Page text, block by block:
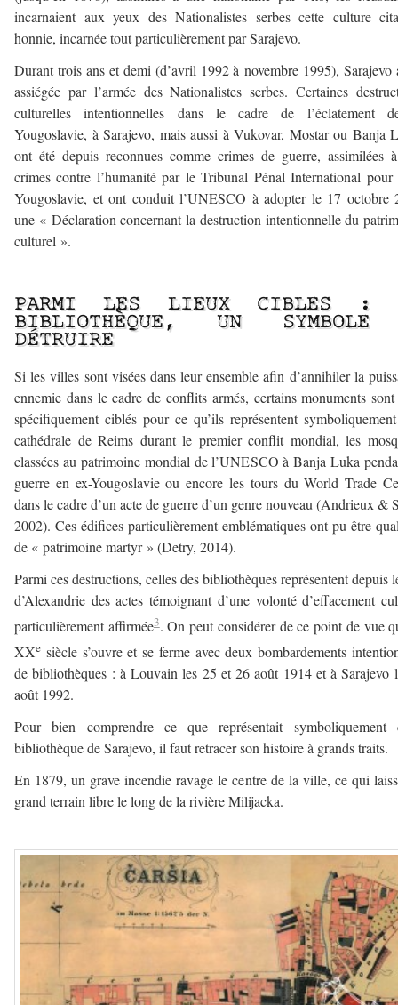
incarnaient aux yeux des Nationalistes serbes cette culture
honnie, incarnée tout particulièrement par Sarajevo.
Durant trois ans et demi (d’avril 1992 à novembre 1995), Sarajevo
assiégée par l’armée des Nationalistes serbes. Certaines
culturelles intentionnelles dans le cadre de l’éclatement
Yougoslavie, à Sarajevo, mais aussi à Vukovar, Mostar ou Banja
ont été depuis reconnues comme crimes de guerre, assimilées
crimes contre l’humanité par le Tribunal Pénal International pour
Yougoslavie, et ont conduit l’UNESCO à adopter le 17 octobre
une « Déclaration concernant la destruction intentionnelle du
culturel ».
PARMI LES LIEUX CIBLES :
BIBLIOTHÈQUE, UN
DÉTRUIRE
Si les villes sont visées dans leur ensemble afin d’annihiler la
ennemie dans le cadre de conflits armés, certains monuments
spécifiquement ciblés pour ce qu’ils représentent
cathédrale de Reims durant le premier conflit mondial, les
classées au patrimoine mondial de l’UNESCO à Banja Luka
guerre en ex-Yougoslavie ou encore les tours du World Trade
dans le cadre d’un acte de guerre d’un genre nouveau (Andrieux &
2002). Ces édifices particulièrement emblématiques ont pu être
de « patrimoine martyr » (Detry, 2014).
Parmi ces destructions, celles des bibliothèques représentent depuis
d’Alexandrie des actes témoignant d’une volonté d’effacement
particulièrement affirmée3. On peut considérer de ce point de vue
XXe siècle s’ouvre et se ferme avec deux bombardements
de bibliothèques : à Louvain les 25 et 26 août 1914 et à Sarajevo
août 1992.
Pour bien comprendre ce que représentait symboliquement
bibliothèque de Sarajevo, il faut retracer son histoire à grands traits.
En 1879, un grave incendie ravage le centre de la ville, ce qui
grand terrain libre le long de la rivière Milijacka.